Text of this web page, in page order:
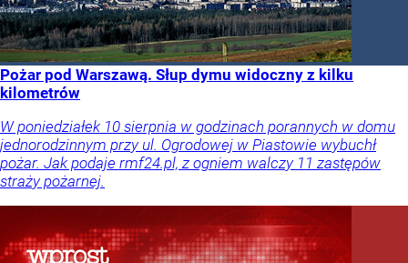
Pożar pod Warszawą. Słup dymu widoczny z kilku
kilometrów
W poniedziałek 10 sierpnia w godzinach porannych w domu
jednorodzinnym przy ul. Ogrodowej w Piastowie wybuchł
pożar. Jak podaje rmf24.pl, z ogniem walczy 11 zastępów
straży pożarnej.